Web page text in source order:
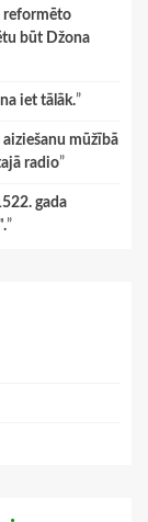
reformēto
būt Džona
iet tālāk.”
mūžībā
radio”
gada
”